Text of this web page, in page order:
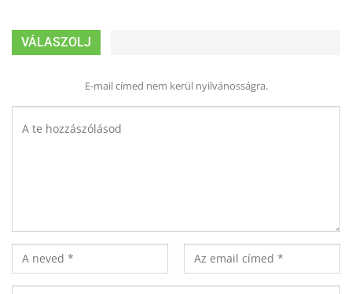
VÁLASZOLJ
E-mail címed nem kerül nyilvánosságra.